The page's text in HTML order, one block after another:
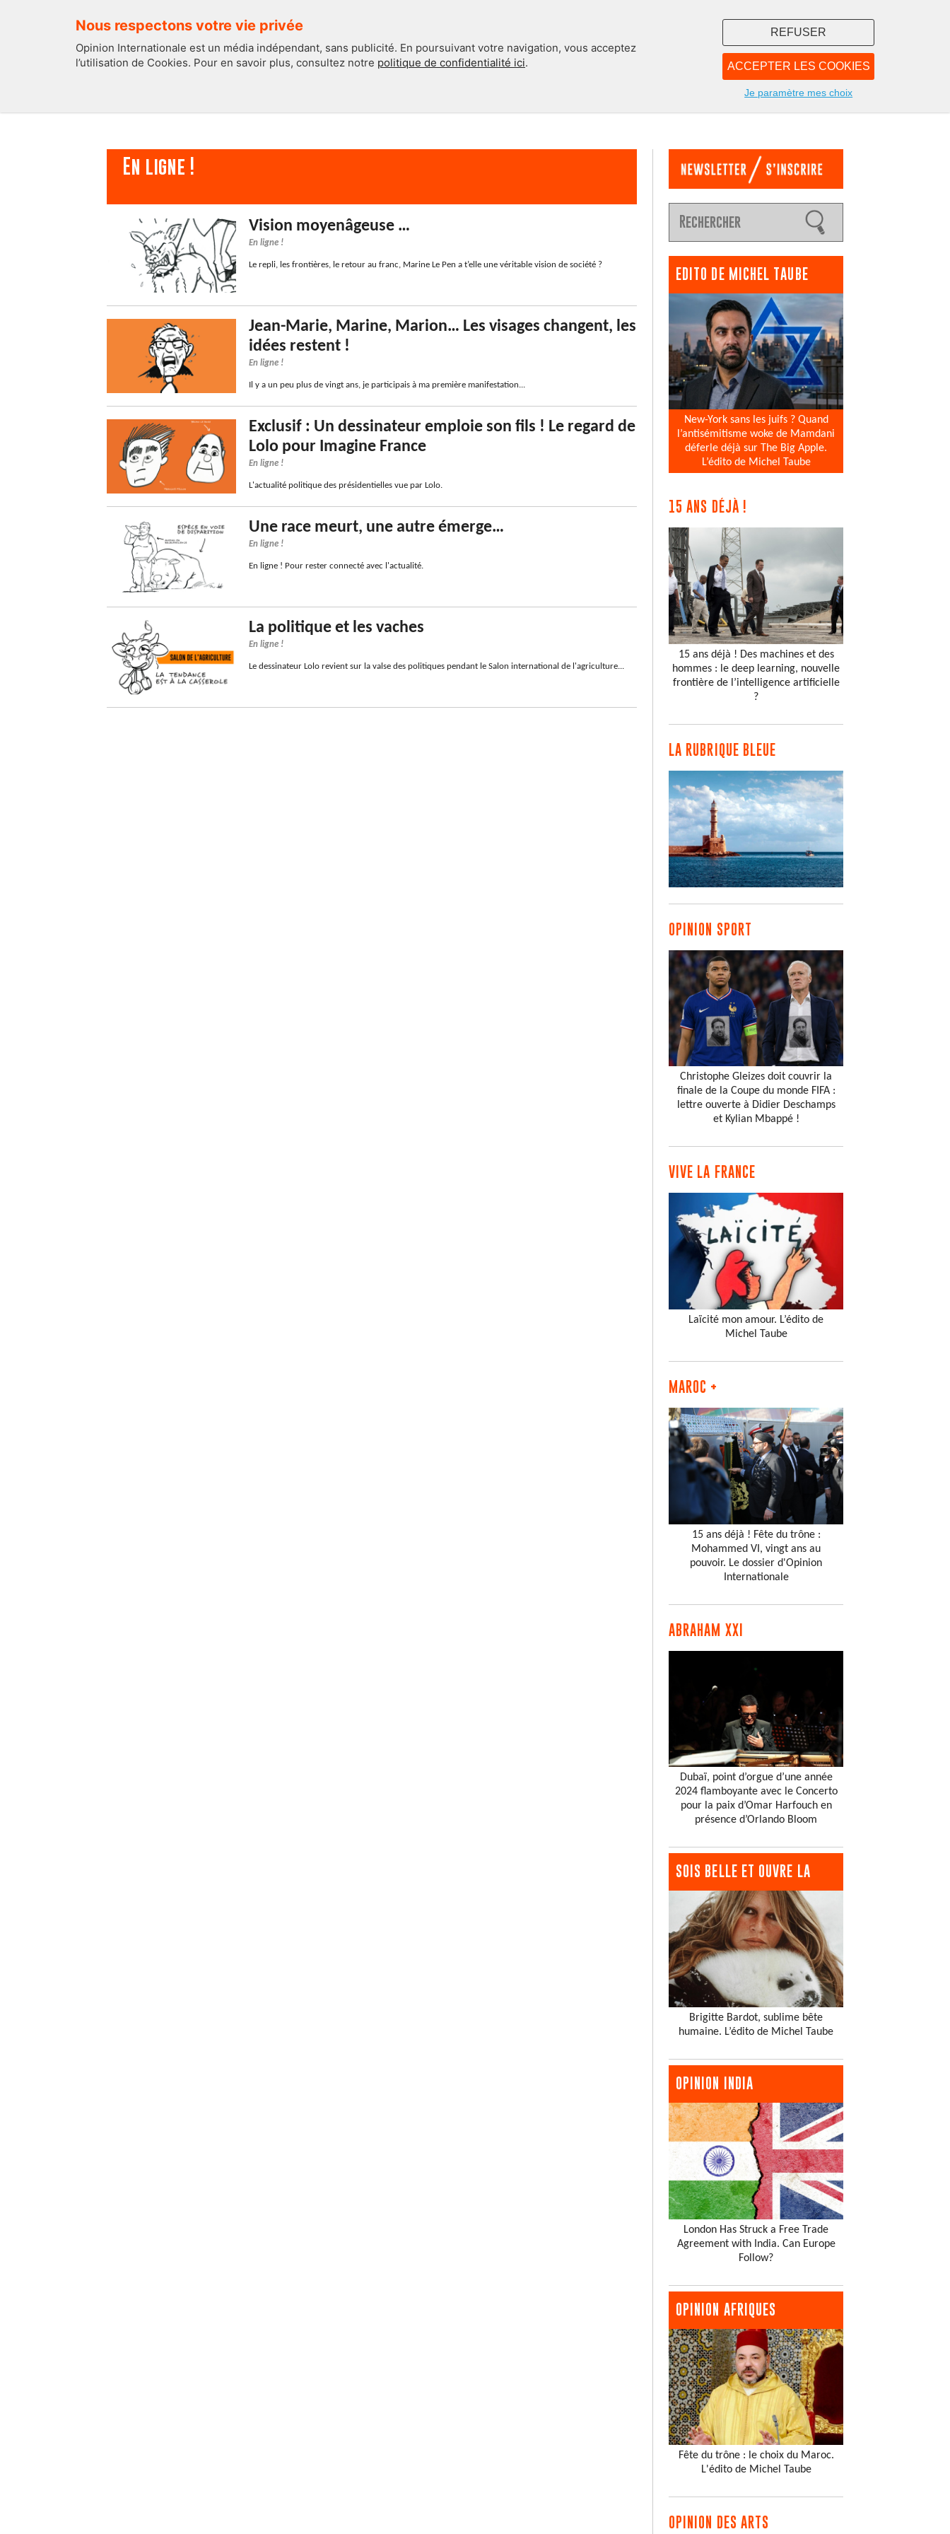
Nous respectons votre vie privée
Opinion Internationale est un média indépendant, sans publicité. En poursuivant votre navigation, vous acceptez
l’utilisation de Cookies. Pour en savoir plus, consultez notre politique de confidentialité ici. ACCEPTER LES COOKIES
REFUSER
Je paramètre mes choix
NOUS
En ligne !
Vision moyenâgeuse …
En ligne !
Le repli, les frontières, le retour au franc, Marine Le Pen a t’elle une véritable vision de société ?
Jean-Marie, Marine, Marion… Les visages changent, les
idées restent !
En ligne !
Il y a un peu plus de vingt ans, je participais à ma première manifestation...
Exclusif : Un dessinateur emploie son fils ! Le regard de
Lolo pour Imagine France
En ligne !
L'actualité politique des présidentielles vue par Lolo.
Une race meurt, une autre émerge…
En ligne !
En ligne ! Pour rester connecté avec l'actualité.
La politique et les vaches
En ligne !
Le dessinateur Lolo revient sur la valse des politiques pendant le Salon international de l'agriculture...
EDITO DE MICHEL TAUBE
New-York sans les juifs ? Quand
l’antisémitisme woke de Mamdani
déferle déjà sur The Big Apple.
L’édito de Michel Taube
15 ANS DÉJÀ !
15 ans déjà ! Des machines et des
hommes : le deep learning, nouvelle
frontière de l’intelligence artificielle
?
LA RUBRIQUE BLEUE
OPINION SPORT
Christophe Gleizes doit couvrir la
finale de la Coupe du monde FIFA :
lettre ouverte à Didier Deschamps
et Kylian Mbappé !
VIVE LA FRANCE
Laïcité mon amour. L’édito de
Michel Taube
MAROC +
15 ans déjà ! Fête du trône :
Mohammed VI, vingt ans au
pouvoir. Le dossier d'Opinion
Internationale
ABRAHAM XXI
Dubaï, point d’orgue d’une année
2024 flamboyante avec le Concerto
pour la paix d’Omar Harfouch en
présence d’Orlando Bloom
SOIS BELLE ET OUVRE LA
Brigitte Bardot, sublime bête
humaine. L’édito de Michel Taube
OPINION INDIA
London Has Struck a Free Trade
Agreement with India. Can Europe
Follow?
OPINION AFRIQUES
Fête du trône : le choix du Maroc.
L'édito de Michel Taube
OPINION DES ARTS